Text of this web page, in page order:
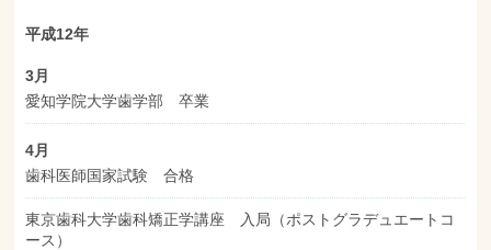
平成12年
3月
愛知学院大学歯学部 卒業
4月
歯科医師国家試験 合格
東京歯科大学歯科矯正学講座 入局（ポストグラデュエートコ
ース）